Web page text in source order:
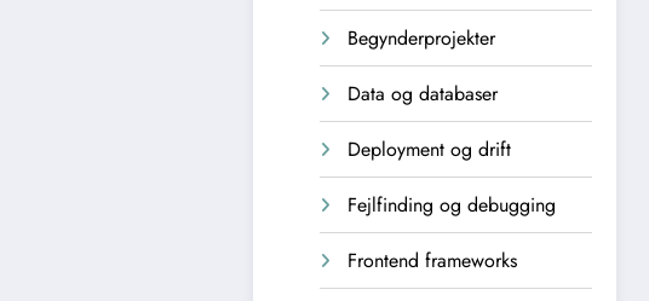
Begynderprojekter
Data og databaser
Deployment og drift
Fejlfinding og debugging
Frontend frameworks